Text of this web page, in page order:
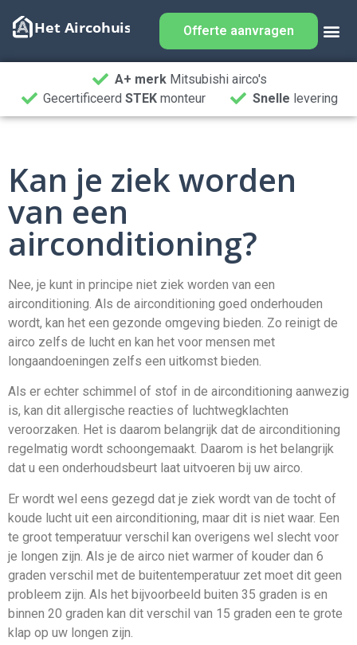
Offerte aanvragen
A+ merkMitsubishi airco's
GecertificeerdSTEK monteur Snelle levering
Kan je ziek worden
van een
airconditioning?
Nee, je kunt in principe niet ziek worden van een
airconditioning. Als de airconditioning goed onderhouden
wordt, kan het een gezonde omgeving bieden. Zo reinigt de
airco zelfs de lucht en kan het voor mensen met
longaandoeningen zelfs een uitkomst bieden.
Al s er echter schimmel of stof in de airconditioning aanwezig
is, kan dit allergische reacties of uchtwegkl achten
veroorzaken. Het is daarom bel angrijk dat de airconditioning
regel matig wordt schoongemaakt. Daarom is het belangrijk
dat u een onderhoudsbeurt laat uitvoeren bij uw airco.
Er wordt wel eens gezegd dat je ziek wordt van de tocht of
koude lucht uit een airconditioning, maar dit is niet waar. Een
te groot temperatuur verschil kan overigens wel slecht voor
je longen zijn. Als je de airco niet warmer of kouder dan 6
graden verschil met de buitentemperatuur zet moet dit geen
probleem zijn. Als het bijvoorbeeld buiten 35 graden is en
binnen 20 graden kan dit verschil van 15 graden een te grote
klap op uw longen zijn.